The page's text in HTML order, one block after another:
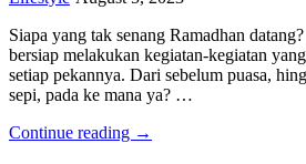
Siapa yang tak senang Ramadhan
bersiap melakukan kegiatan-kegiatan
setiap pekannya. Dari sebelum puasa,
sepi, pada ke mana ya? …
Continue reading →